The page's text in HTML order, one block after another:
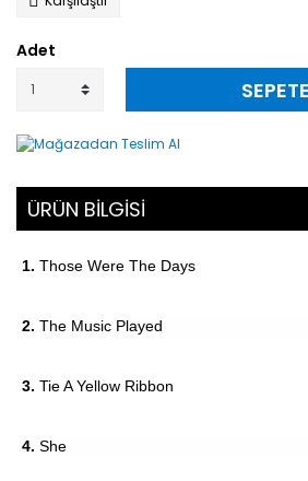
Adet
ÜRÜN BİLGİSİ
1. Those Were The Days
2. The Music Played
3. Tie A Yellow Ribbon
4. She